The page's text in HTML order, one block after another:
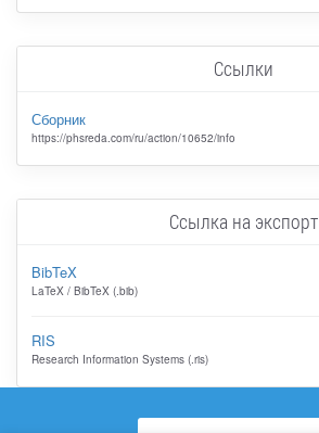
Ссылки
Сборник
https://phsreda.com/ru/action/10652/info
Ссылка на экспорт
BibTeX
LaTeX / BibTeX (.bib)
RIS
Research Information Systems (.ris)